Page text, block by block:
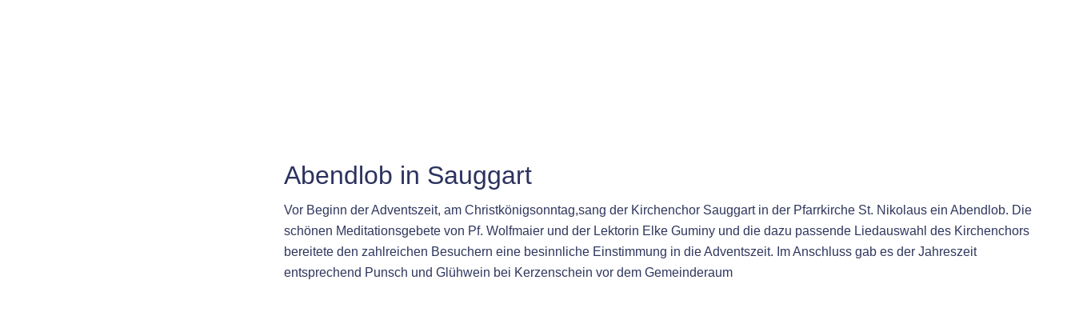
Abendlob in Sauggart
Vor Beginn der Adventszeit, am Christkönigsonntag,sang der Kirchenchor Sauggart in der Pfarrkirche St. Nikolaus ein Abendlob. Die
schönen Meditationsgebete von Pf. Wolfmaier und der Lektorin Elke Guminy und die dazu passende Liedauswahl des Kirchenchors
bereitete den zahlreichen Besuchern eine besinnliche Einstimmung in die Adventszeit. Im Anschluss gab es der Jahreszeit
entsprechend Punsch und Glühwein bei Kerzenschein vor dem Gemeinderaum